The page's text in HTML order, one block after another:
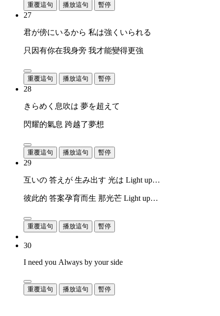
重覆這句 播放這句 暫停
27
君が傍にいるから 私は強くいられる
只因有你在我身旁 我才能變得更強
重覆這句 播放這句 暫停
28
きらめく息吹は 夢を超えて
閃耀的氣息 跨越了夢想
重覆這句 播放這句 暫停
29
互いの 答えが 生み出す 光は Light up…
彼此的 答案孕育而生 那光芒 Light up…
重覆這句 播放這句 暫停
30
I need you Always by your side
重覆這句 播放這句 暫停